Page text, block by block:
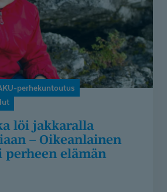
perhekuntoutus
– Oikeanlainen
elämän